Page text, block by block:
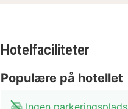
Hotelfaciliteter
Populære på hotellet